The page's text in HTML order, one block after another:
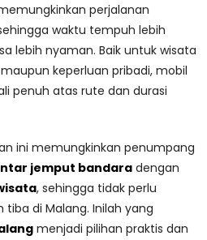
perjalanan
waktu tempuh lebih
lebih nyaman. Baik untuk wisata
keperluan pribadi, mobil
penuh atas rute dan durasi
ini memungkinkan penumpang
jemput bandaradengan
, sehingga tidak perlu
di Malang. Inilah yang
menjadi pilihan praktis dan